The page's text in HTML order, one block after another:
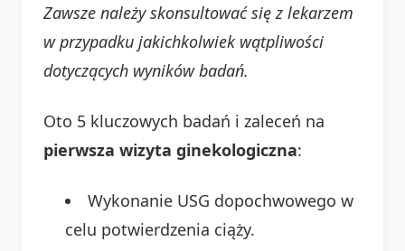
Zawsze należy skonsultować się z lekarzem
w przypadku jakichkolwiek wątpliwości
dotyczących wyników badań.
Oto 5 kluczowych badań i zaleceń na
pierwsza wizyta ginekologiczna:
Wykonanie USG dopochwowego w
celu potwierdzenia ciąży.